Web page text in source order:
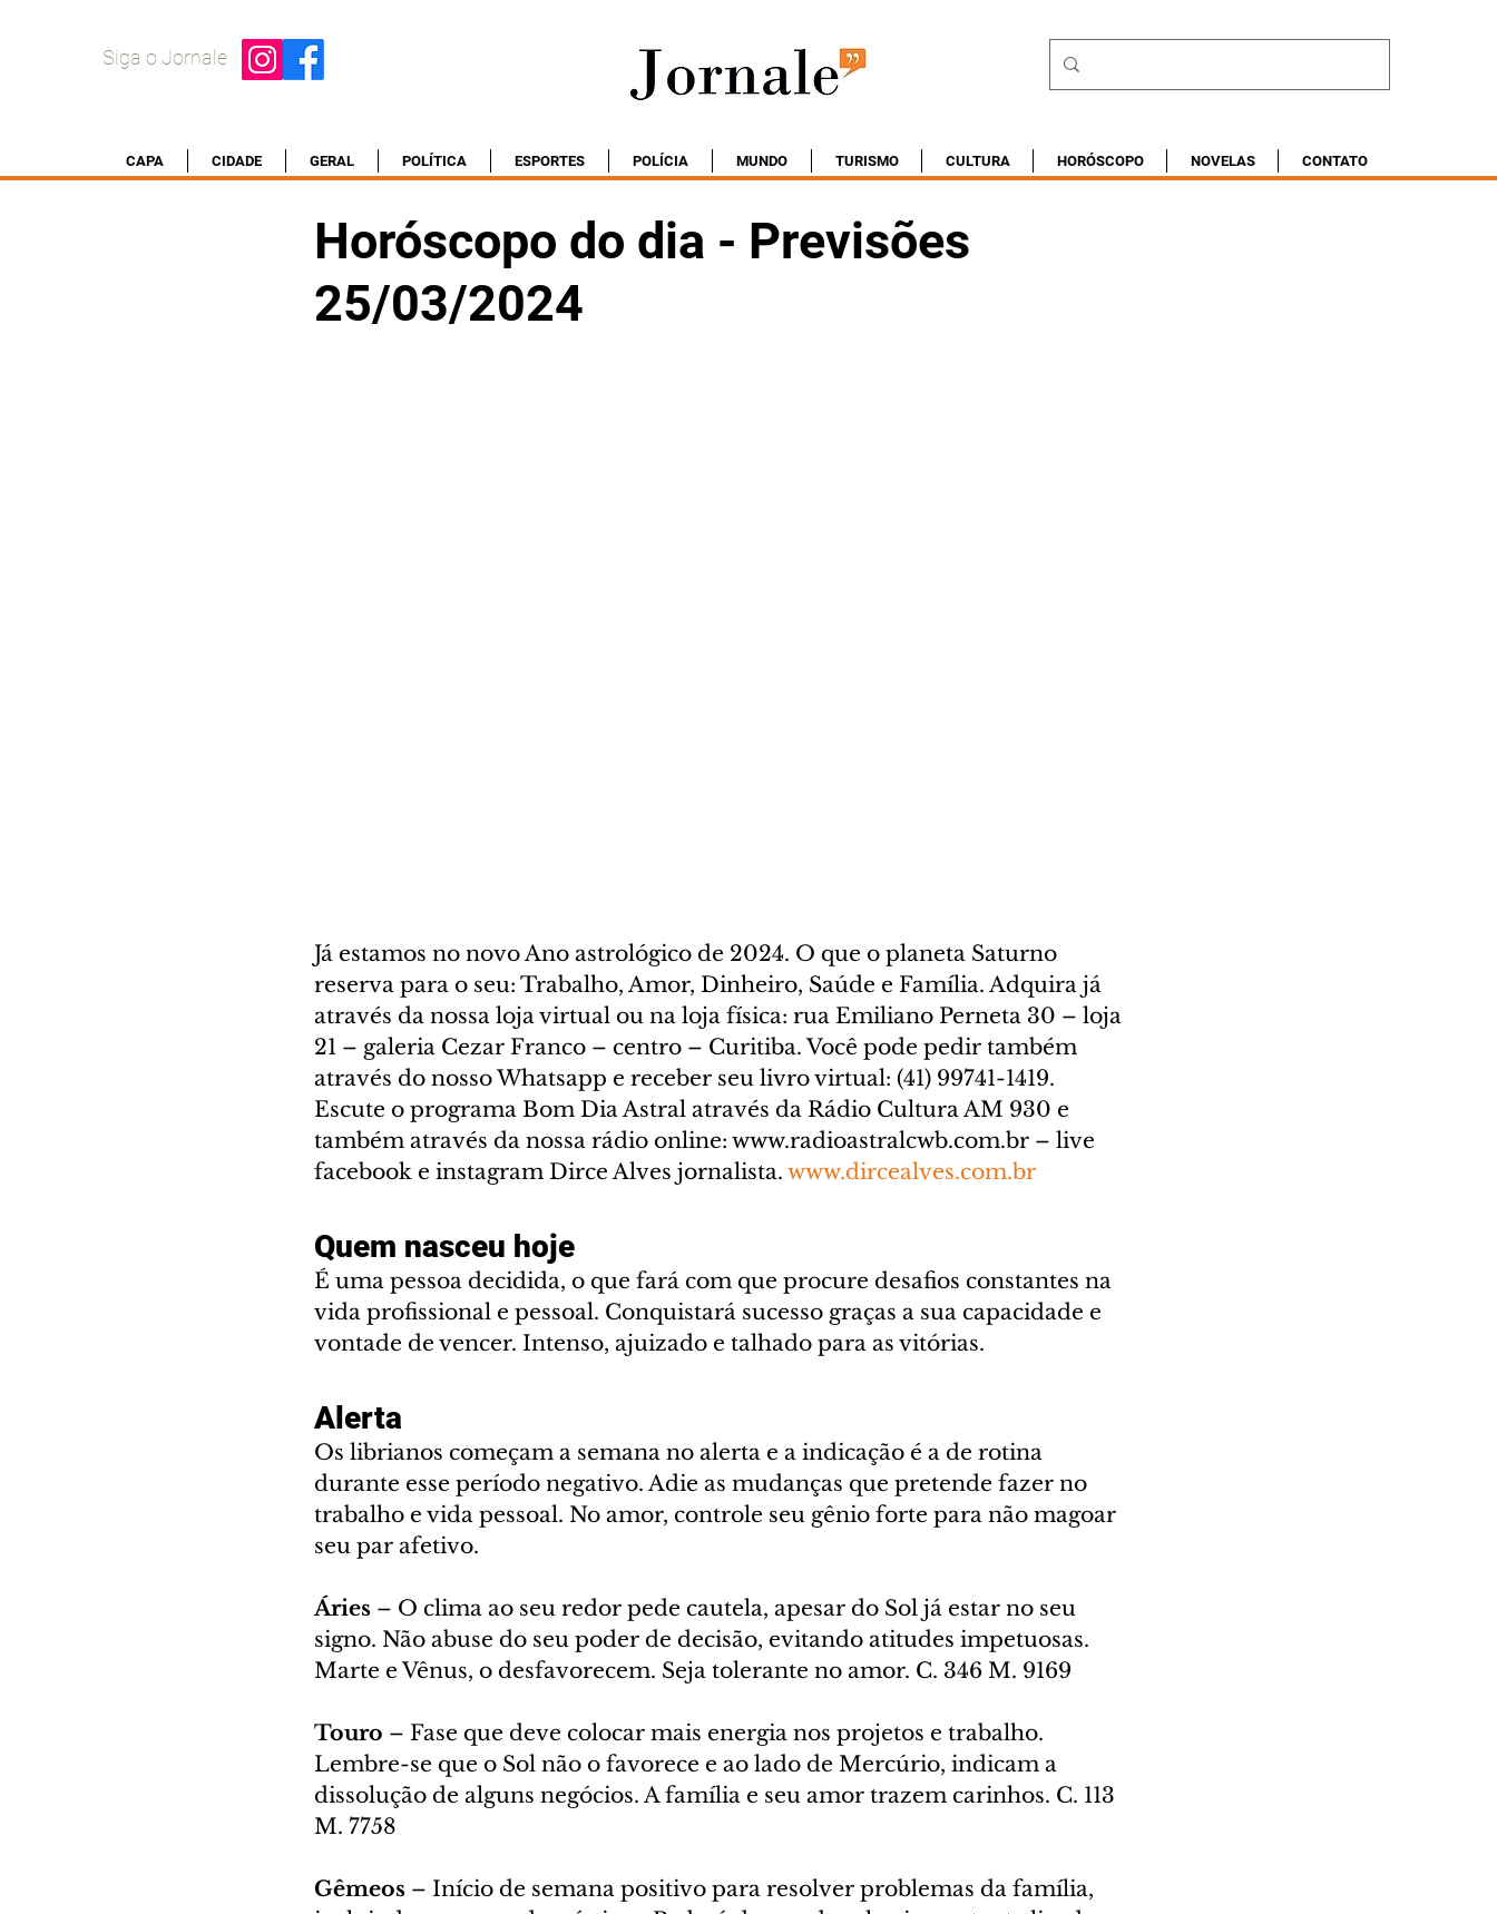
Siga o Jornale
CAPA CIDADE GERAL POLÍTICA ESPORTES POLÍCIA MUNDO TURISMO CULTURA HORÓSCOPO NOVELAS CONTATO
Horóscopo do dia - Previsões
25/03/2024
Já estamos no novo Ano astrológico de 2024. O que o planeta Saturno
reserva para o seu: Trabalho, Amor, Dinheiro, Saúde e Família. Adquira já
através da nossa loja virtual ou na loja física: rua Emiliano Perneta 30 – loja
21 – galeria Cezar Franco – centro – Curitiba. Você pode pedir também
através do nosso Whatsapp e receber seu livro virtual: (41) 99741-1419.
Escute o programa Bom Dia Astral através da Rádio Cultura AM 930 e
também através da nossa rádio online: www.radioastralcwb.com.br – live
facebook e instagram Dirce Alves jornalista. www.dircealves.com.br
Quem nasceu hoje
É uma pessoa decidida, o que fará com que procure desafios constantes na
vida profissional e pessoal. Conquistará sucesso graças a sua capacidade e
vontade de vencer. Intenso, ajuizado e talhado para as vitórias.
Alerta
Os librianos começam a semana no alerta e a indicação é a de rotina
durante esse período negativo. Adie as mudanças que pretende fazer no
trabalho e vida pessoal. No amor, controle seu gênio forte para não magoar
seu par afetivo.
Áries – O clima ao seu redor pede cautela, apesar do Sol já estar no seu
signo. Não abuse do seu poder de decisão, evitando atitudes impetuosas.
Marte e Vênus, o desfavorecem. Seja tolerante no amor. C. 346 M. 9169
Touro – Fase que deve colocar mais energia nos projetos e trabalho.
Lembre-se que o Sol não o favorece e ao lado de Mercúrio, indicam a
dissolução de alguns negócios. A família e seu amor trazem carinhos. C. 113
M. 7758
Gêmeos – Início de semana positivo para resolver problemas da família,